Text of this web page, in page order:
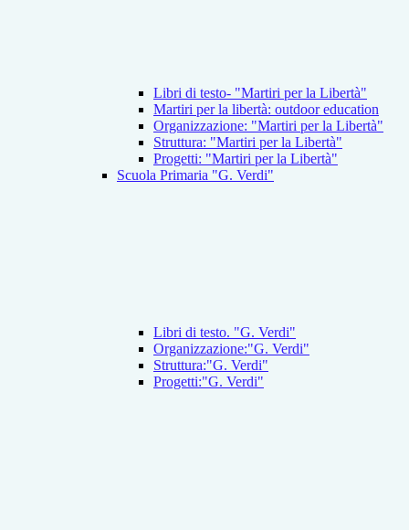
Libri di testo- "Martiri per la Libertà"
Martiri per la libertà: outdoor education
Organizzazione: "Martiri per la Libertà"
Struttura: "Martiri per la Libertà"
Progetti: "Martiri per la Libertà"
Scuola Primaria "G. Verdi"
Libri di testo. "G. Verdi"
Organizzazione:"G. Verdi"
Struttura:"G. Verdi"
Progetti:"G. Verdi"